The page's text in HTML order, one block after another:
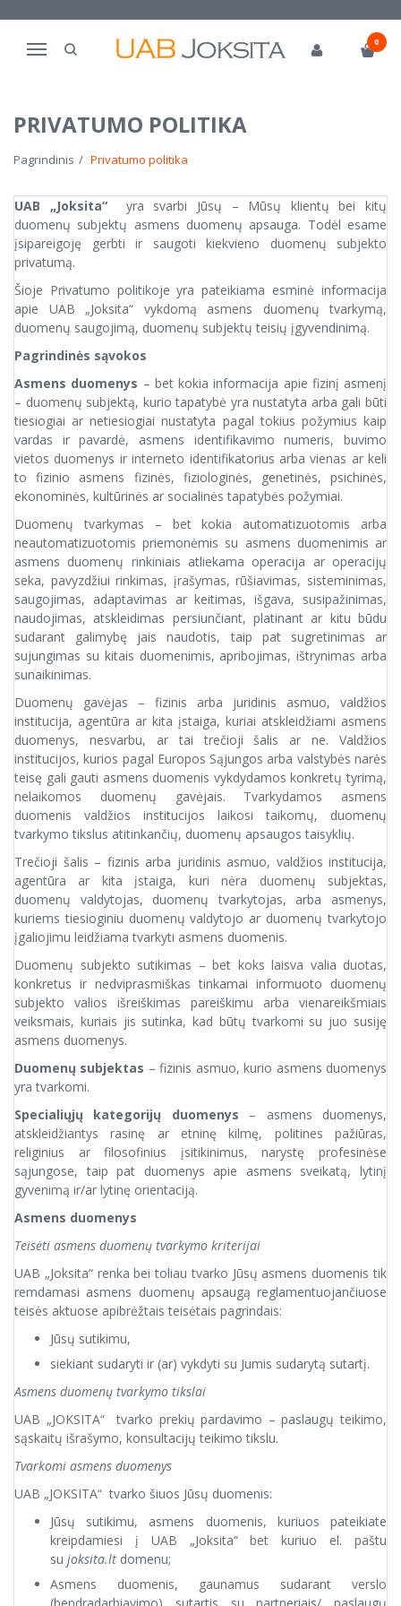
Navigacija
0
PRIVATUMO POLITIKA
Pagrindinis Privatumo politika
UAB „Joksita“yra svarbi Jūsų – Mūsų klientų bei kitų
duomenų subjektų asmens duomenų apsauga. Todėl esame
įsipareigoję gerbti ir saugoti kiekvieno duomenų subjekto
privatumą.
Šioje Privatumo politikoje yra pateikiama esminė informacija
apie UAB „Joksita“ vykdomą asmens duomenų tvarkymą,
duomenų saugojimą, duomenų subjektų teisių įgyvendinimą.
Pagrindinės sąvokos
Asmens duomenys – bet kokia informacija apie fizinį asmenį
– duomenų subjektą, kurio tapatybė yra nustatyta arba gali būti
tiesiogiai ar netiesiogiai nustatyta pagal tokius požymius kaip
vardas ir pavardė, asmens identifikavimo numeris, buvimo
vietos duomenys ir interneto identifikatorius arba vienas ar keli
to fizinio asmens fizinės, fiziologinės, genetinės, psichinės,
ekonominės, kultūrinės ar socialinės tapatybės požymiai.
Duomenų tvarkymas – bet kokia automatizuotomis arba
neautomatizuotomis priemonėmis su asmens duomenimis ar
asmens duomenų rinkiniais atliekama operacija ar operacijų
seka, pavyzdžiui rinkimas, įrašymas, rūšiavimas, sisteminimas,
saugojimas, adaptavimas ar keitimas, išgava, susipažinimas,
naudojimas, atskleidimas persiunčiant, platinant ar kitu būdu
sudarant galimybę jais naudotis, taip pat sugretinimas ar
sujungimas su kitais duomenimis, apribojimas, ištrynimas arba
sunaikinimas.
Duomenų gavėjas – fizinis arba juridinis asmuo, valdžios
institucija, agentūra ar kita įstaiga, kuriai atskleidžiami asmens
duomenys, nesvarbu, ar tai trečioji šalis ar ne. Valdžios
institucijos, kurios pagal Europos Sąjungos arba valstybės narės
teisę gali gauti asmens duomenis vykdydamos konkretų tyrimą,
nelaikomos duomenų gavėjais. Tvarkydamos asmens
duomenis valdžios institucijos laikosi taikomų, duomenų
tvarkymo tikslus atitinkančių, duomenų apsaugos taisyklių.
Trečioji šalis – fizinis arba juridinis asmuo, valdžios institucija,
agentūra ar kita įstaiga, kuri nėra duomenų subjektas,
duomenų valdytojas, duomenų tvarkytojas, arba asmenys,
kuriems tiesioginiu duomenų valdytojo ar duomenų tvarkytojo
įgaliojimu leidžiama tvarkyti asmens duomenis.
Duomenų subjekto sutikimas – bet koks laisva valia duotas,
konkretus ir nedviprasmiškas tinkamai informuoto duomenų
subjekto valios išreiškimas pareiškimu arba vienareikšmiais
veiksmais, kuriais jis sutinka, kad būtų tvarkomi su juo susiję
asmens duomenys.
Duomenų subjektas – fizinis asmuo, kurio asmens duomenys
yra tvarkomi.
Specialiųjų kategorijų duomenys – asmens duomenys,
atskleidžiantys rasinę ar etninę kilmę, politines pažiūras,
religinius ar filosofinius įsitikinimus, narystę profesinėse
sąjungose, taip pat duomenys apie asmens sveikatą, lytinį
gyvenimą ir/ar lytinę orientaciją.
Asmens duomenys
Teisėti asmens duomenų tvarkymo kriterijai
UAB „Joksita“ renka bei toliau tvarko Jūsų asmens duomenis tik
remdamasi asmens duomenų apsaugą reglamentuojančiuose
teisės aktuose apibrėžtais teisėtais pagrindais:
Jūsų sutikimu,
siekiant sudaryti ir (ar) vykdyti su Jumis sudarytą sutartį.
Asmens duomenų tvarkymo tikslai
UAB „JOKSITA“ tvarko prekių pardavimo – paslaugų teikimo,
sąskaitų išrašymo, konsultacijų teikimo tikslu.
Tvarkomi asmens duomenys
UAB „JOKSITA“ tvarko šiuos Jūsų duomenis:
Jūsų sutikimu, asmens duomenis, kuriuos pateikiate
kreipdamiesi į UAB „Joksita“ bet kuriuo el. paštu
su joksita.lt domenu;
Asmens duomenis, gaunamus sudarant verslo